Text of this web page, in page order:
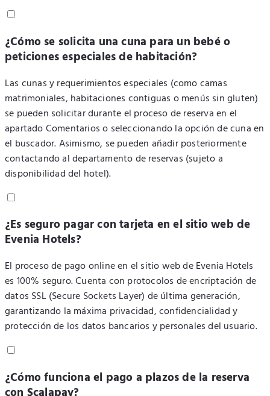
¿Cómo se solicita una cuna para un bebé o
peticiones especiales de habitación?
Las cunas y requerimientos especiales (como camas
matrimoniales, habitaciones contiguas o menús sin gluten)
se pueden solicitar durante el proceso de reserva en el
apartado Comentarios o seleccionando la opción de cuna en
el buscador. Asimismo, se pueden añadir posteriormente
contactando al departamento de reservas (sujeto a
disponibilidad del hotel).
¿Es seguro pagar con tarjeta en el sitio web de
Evenia Hotels?
El proceso de pago online en el sitio web de Evenia Hotels
es 100% seguro. Cuenta con protocolos de encriptación de
datos SSL (Secure Sockets Layer) de última generación,
garantizando la máxima privacidad, confidencialidad y
protección de los datos bancarios y personales del usuario.
¿Cómo funciona el pago a plazos de la reserva